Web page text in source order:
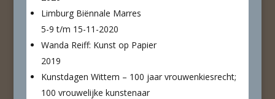
Limburg Biënnale Marres
5-9 t/m 15-11-2020
Wanda Reiff: Kunst op Papier
2019
Kunstdagen Wittem – 100 jaar vrouwenkiesrecht;
100 vrouwelijke kunstenaar